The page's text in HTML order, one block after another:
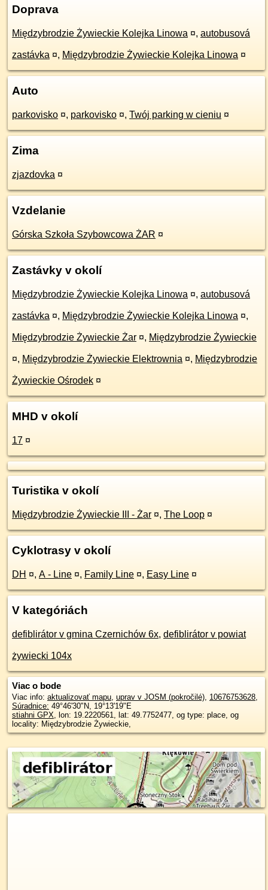
Doprava
Międzybrodzie Żywieckie Kolejka Linowa ¤, autobusová
zastávka ¤, Międzybrodzie Żywieckie Kolejka Linowa ¤
Auto
parkovisko ¤, parkovisko ¤, Twój parking w cieniu ¤
Zima
zjazdovka ¤
Vzdelanie
Górska Szkoła Szybowcowa ŻAR ¤
Zastávky v okolí
Międzybrodzie Żywieckie Kolejka Linowa ¤, autobusová
zastávka ¤, Międzybrodzie Żywieckie Kolejka Linowa ¤,
Międzybrodzie Żywieckie Żar ¤, Międzybrodzie Żywieckie
¤, Międzybrodzie Żywieckie Elektrownia ¤, Międzybrodzie
Żywieckie Ośrodek ¤
MHD v okolí
17 ¤
Turistika v okolí
Międzybrodzie Żywieckie III - Żar ¤, The Loop ¤
Cyklotrasy v okolí
DH ¤, A - Line ¤, Family Line ¤, Easy Line ¤
V kategóriách
defiblirátor v gmina Czernichów 6x, defiblirátor v powiat
żywiecki 104x
Viac o bode
Viac info: aktualizovať mapu, uprav v JOSM (pokročilé), 10676753628,
Súradnice: 49°46'30"N, 19°13'19"E
stiahni GPX, lon: 19.2220561, lat: 49.7752477, og type: place, og
locality: Międzybrodzie Żywieckie,